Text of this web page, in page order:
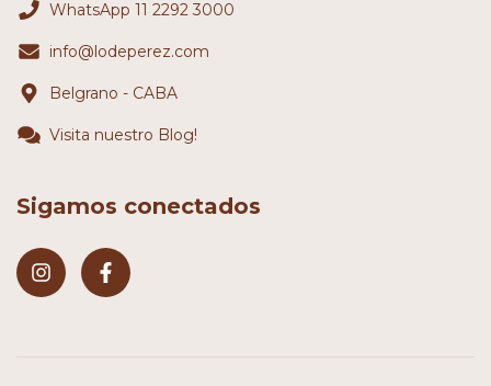
WhatsApp 11 2292 3000
info@lodeperez.com
Belgrano - CABA
Visita nuestro Blog!
Sigamos conectados